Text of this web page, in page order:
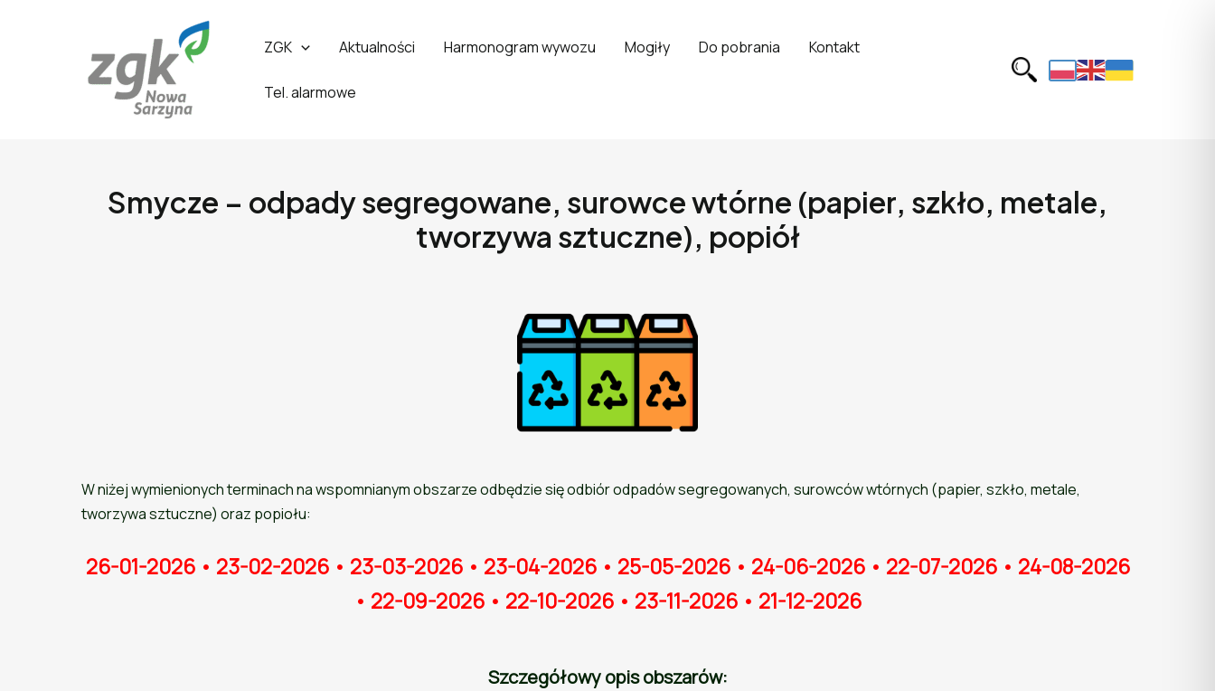
ZGK Aktualności Harmonogram wywozu Mogiły Do pobrania Kontakt
Tel. alarmowe
Smycze – odpady segregowane, surowce wtórne (papier, szkło, metale,
tworzywa sztuczne), popiół
W niżej wymienionych terminach na wspomnianym obszarze odbędzie się odbiór odpadów segregowanych, surowców wtórnych (papier, szkło, metale,
tworzywa sztuczne) oraz popiołu:
26-01-2026 • 23-02-2026 • 23-03-2026 • 23-04-2026 • 25-05-2026 • 24-06-2026 • 22-07-2026 • 24-08-2026
• 22-09-2026 • 22-10-2026 • 23-11-2026 • 21-12-2026
Szczegółowy opis obszarów: